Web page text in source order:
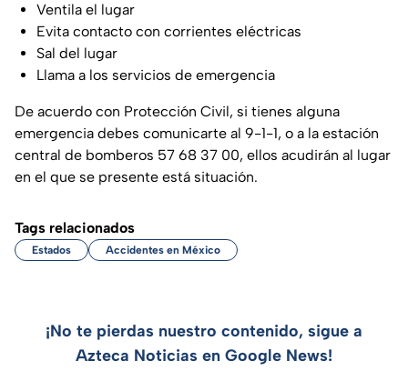
Ventila el lugar
Evita contacto con corrientes eléctricas
Sal del lugar
Llama a los servicios de emergencia
De acuerdo con Protección Civil, si tienes alguna
emergencia debes comunicarte al 9-1-1, o a la estación
central de bomberos 57 68 37 00, ellos acudirán al lugar
en el que se presente está situación.
Tags relacionados
Estados Accidentes en México
¡No te pierdas nuestro contenido, sigue a
Azteca Noticias en Google News!